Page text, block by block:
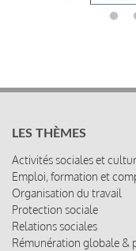
LES THÈMES
Activités sociales et
Emploi, formation et
Organisation du travail
Protection sociale
Relations sociales
Rémunération globale &